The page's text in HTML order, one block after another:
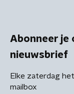
Abonneer je
nieuwsbrief
Elke zaterdag
mailbox